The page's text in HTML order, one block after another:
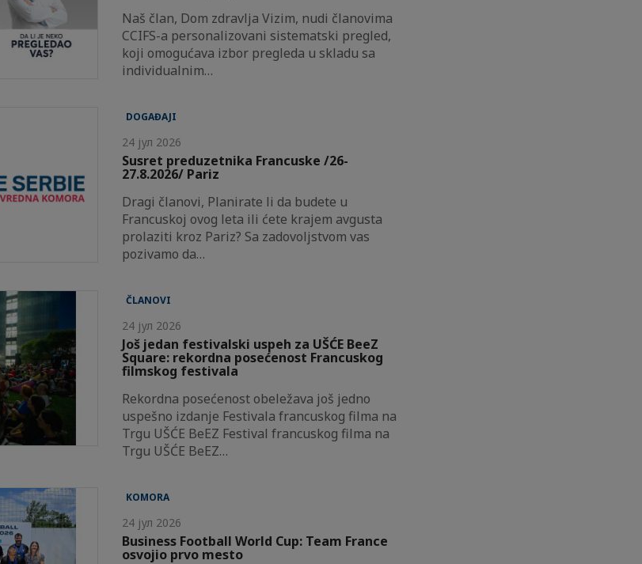
Naš član, Dom zdravlja Vizim, nudi članovima
CCIFS-a personalizovani sistematski pregled,
koji omogućava izbor pregleda u skladu sa
individualnim…
DOGAĐAJI
24 јул 2026
Susret preduzetnika Francuske /26-
27.8.2026/ Pariz
Dragi članovi, Planirate li da budete u
Francuskoj ovog leta ili ćete krajem avgusta
prolaziti kroz Pariz? Sa zadovoljstvom vas
pozivamo da…
ČLANOVI
24 јул 2026
Još jedan festivalski uspeh za UŠĆE BeeZ
Square: rekordna posećenost Francuskog
filmskog festivala
Rekordna posećenost obeležava još jedno
uspešno izdanje Festivala francuskog filma na
Trgu UŠĆE BeEZ Festival francuskog filma na
Trgu UŠĆE BeEZ…
KOMORA
24 јул 2026
Business Football World Cup: Team France
osvojio prvo mesto